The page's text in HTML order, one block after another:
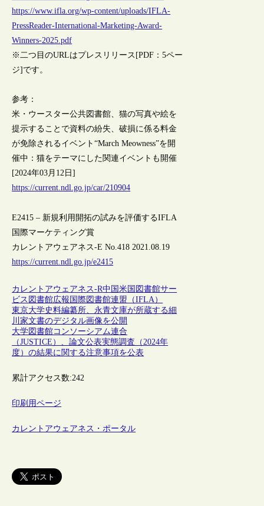
https://www.ifla.org/wp-content/uploads/IFLA-
PressReader-International-Marketing-Award-
Winners-2025.pdf
※二つ目のURLはプレスリリース[PDF：5ペー
ジ]です。
参考：
米・ウースター公共図書館、猫の写真や絵を
提示することで資料の紛失、破損に係る料金
が免除されるイベント“March Meowness”を開
催中：猫をテーマにした関連イベントも開催
[2024年03月12日]
https://current.ndl.go.jp/car/210904
E2415 – 新規利用開拓の試みを評価するIFLA
国際マーケティング賞
カレントアウェアネス-E No.418 2021.08.19
https://current.ndl.go.jp/e2415
カレントアウェアネス-R中国米国 図書館サー
ビス 図書館広報 国際図書館連盟（IFLA）
東京大学史料編纂所、永青文庫が所蔵する細
川家文書のデジタル画像を公開
大学図書館コンソーシアム連合
（JUSTICE）、論文公表実態調査（2024年
度）の結果に関する注意事項を公表
累計アクセス数:242
印刷用ページ
カレントアウェアネス・ポータル